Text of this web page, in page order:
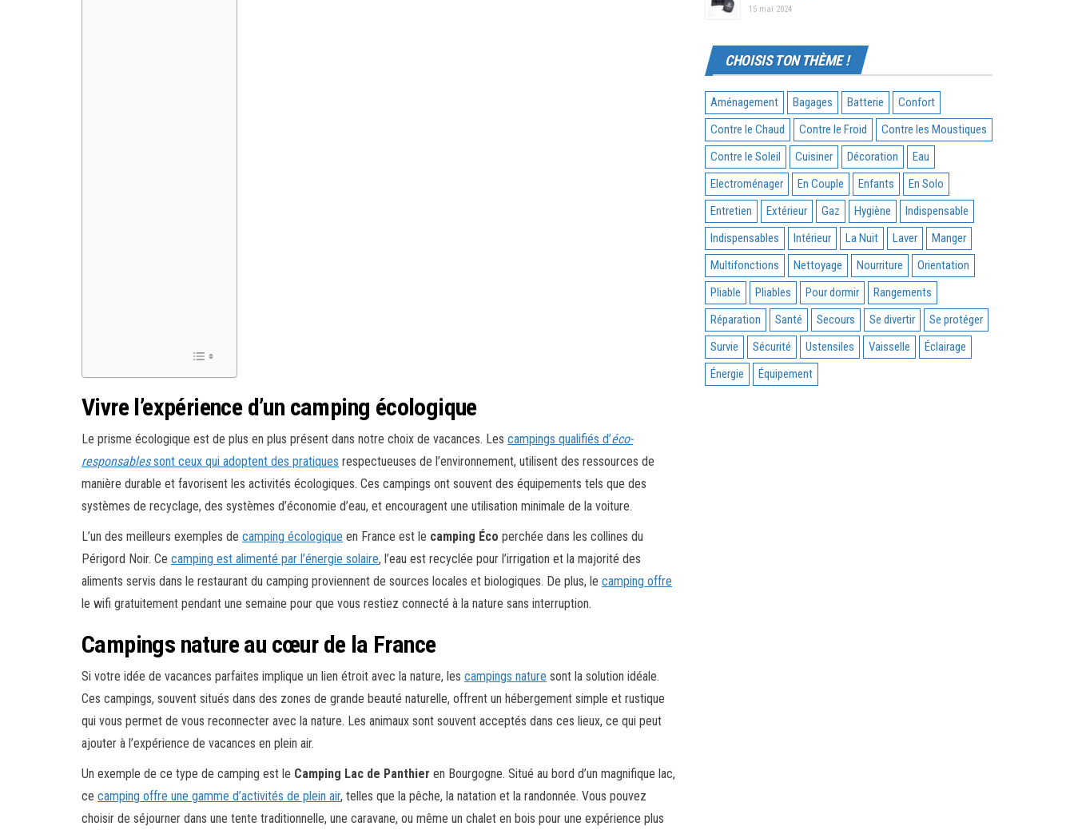
Vivre l’expérience d’un camping écologique
Le prisme écologique est de plus en plus présent dans notre choix de vacances. Les campings qualifiés d’éco-
responsablessont ceux qui adoptent des pratiques respectueuses de l’environnement, utilisent des ressources de
manière durable et favorisent les activités écologiques. Ces campings ont souvent des équipements tels que des
systèmes de recyclage, des systèmes d’économie d’eau, et encouragent une utilisation minimale de la voiture.
L’un des meilleurs exemples de camping écologique en France est le camping Éco perchée dans les collines du
Périgord Noir. Ce camping est alimenté par l’énergie solaire, l’eau est recyclée pour l’irrigation et la majorité des
aliments servis dans le restaurant du camping proviennent de sources locales et biologiques. De plus, le camping offre
le wifi gratuitement pendant une semaine pour que vous restiez connecté à la nature sans interruption.
Campings nature au cœur de la France
Si votre idée de vacances parfaites implique un lien étroit avec la nature, les campings nature sont la solution idéale.
Ces campings, souvent situés dans des zones de grande beauté naturelle, offrent un hébergement simple et rustique
qui vous permet de vous reconnecter avec la nature. Les animaux sont souvent acceptés dans ces lieux, ce qui peut
ajouter à l’expérience de vacances en plein air.
Un exemple de ce type de camping est le Camping Lac de Panthier en Bourgogne. Situé au bord d’un magnifique lac,
ce camping offre une gamme d’activités de plein air, telles que la pêche, la natation et la randonnée. Vous pouvez
choisir de séjourner dans une tente traditionnelle, une caravane, ou même un chalet en bois pour une expérience plus
15 mai 2024
CHOISIS TON THÈME !
Aménagement Bagages Batterie
Confort
Contre le Chaud
Contre le Froid
Contre les Moustiques
Contre le Soleil
Cuisiner Décoration
Eau
Electroménager
En Couple Enfants
En Solo
Entretien
Extérieur Gaz Hygiène
Indispensable
Indispensables
Intérieur La Nuit Laver
Manger
Multifonctions
Nettoyage Nourriture
Orientation
Pliable
Pliables Pour dormir
Rangements
Réparation
Santé Secours Se divertir
Se protéger
Survie
Sécurité Ustensiles Vaisselle
Éclairage
Énergie
Équipement